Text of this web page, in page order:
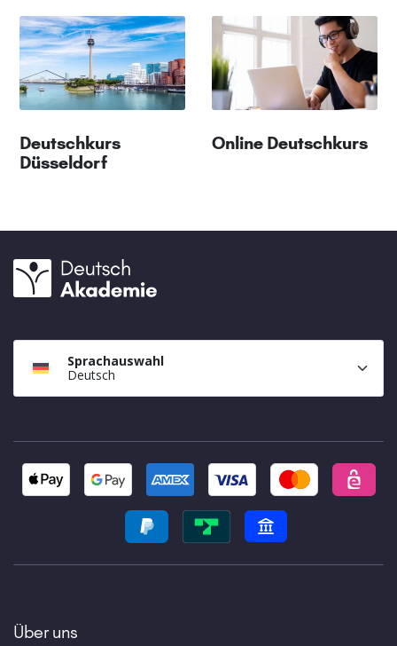
Deutschkurs
Düsseldorf
Online Deutschkurs
Sprachauswahl
Deutsch
Über uns